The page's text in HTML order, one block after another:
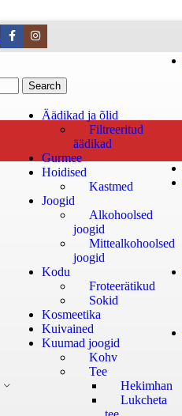
Äädikad ja õlid
Filtreeritud
äädikad
Gurmee
Hoidised
Kastmed
Joogid
Alkohoolsed
joogid
Mittealkohoolsed
joogid
Kodu
Froteerätikud
Sokid
Kosmeetika
Kuivained
Kuumad joogid
Kohv
Tee
Hekimhan
Lukcheta
Search